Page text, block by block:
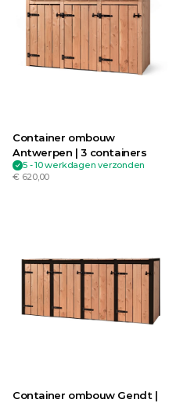
Container ombouw
Antwerpen | 3 containers
5 - 10 werkdagen verzonden
€ 620,00
Container ombouw Gendt |